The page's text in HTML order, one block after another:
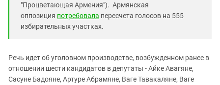
"Процветающая Армения"). Армянская
оппозиция потребовала пересчета голосов на 555
избирательных участках.
Речь идет об уголовном производстве, возбужденном ранее в
отношении шести кандидатов в депутаты - Айке Авагяне,
Сасуне Бадояне, Артуре Абрамяне, Ваге Тавакаляне, Ваге